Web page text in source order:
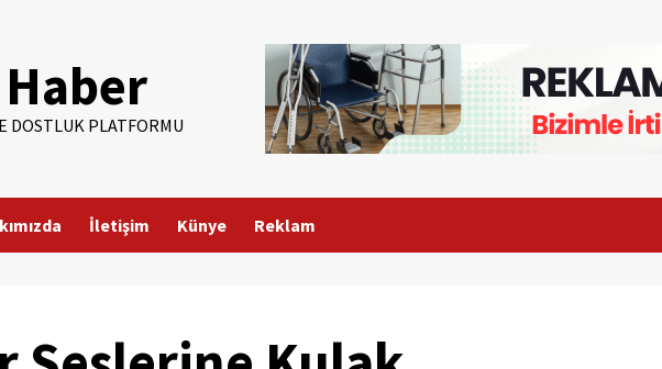
DOSTLUK PLATFORMU
İletişim Künye Reklam